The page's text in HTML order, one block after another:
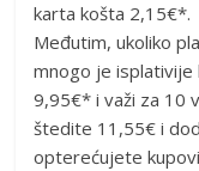
karta košta 2,15€*.
Međutim, ukoliko
mnogo je
9,95€* i važi za 10
štedite 11,55€ i
opterećujete